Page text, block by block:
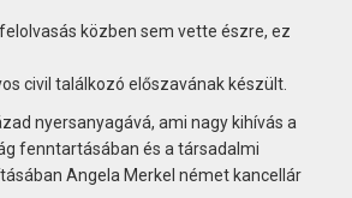
közben sem vette észre, ez
civil találkozó előszavának készült.
nyersanyagává, ami nagy kihívás a
fenntartásában és a társadalmi
Angela Merkel német kancellár